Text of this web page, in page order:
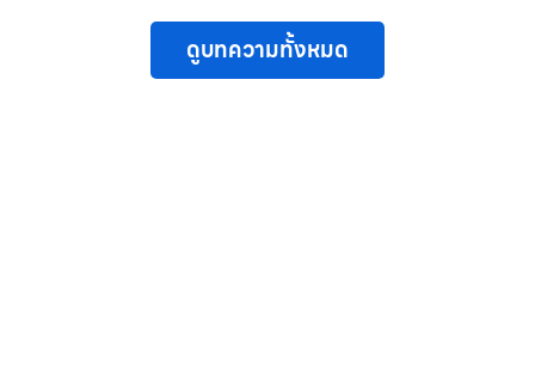
ดูบทความทั้งหมด